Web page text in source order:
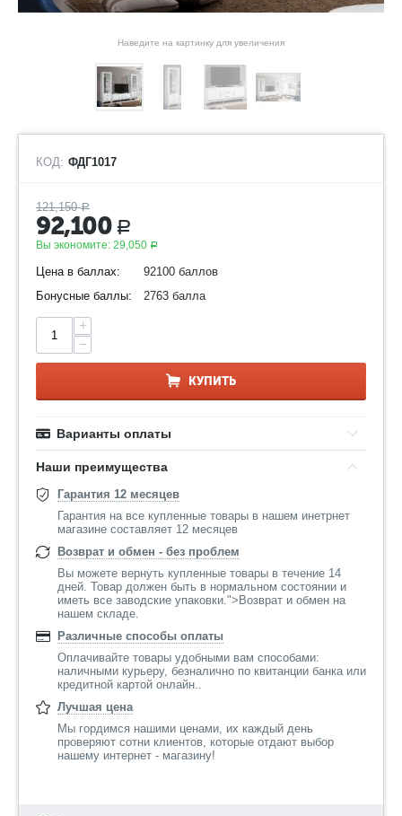
Наведите на картинку для увеличения
КОД: ФДГ1017
121,150 Р
92,100 Р
Вы экономите: 29,050 Р
Цена в баллах:
92100 баллов
Бонусные баллы:
2763 балла
+
−
КУПИТЬ
Варианты оплаты
Наши преимущества
Гарантия 12 месяцев
Гарантия на все купленные товары в нашем инетрнет
магазине составляет 12 месяцев
Возврат и обмен - без проблем
Вы можете вернуть купленные товары в течение 14
дней. Товар должен быть в нормальном состоянии и
иметь все заводские упаковки.">Возврат и обмен на
нашем складе.
Различные способы оплаты
Оплачивайте товары удобными вам способами:
наличными курьеру, безналично по квитанции банка или
кредитной картой онлайн..
Лучшая цена
Мы гордимся нашими ценами, их каждый день
проверяют сотни клиентов, которые отдают выбор
нашему интернет - магазину!